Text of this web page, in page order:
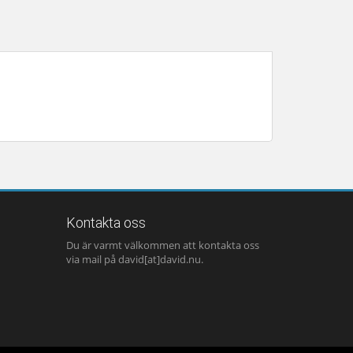
Kontakta oss
Du är varmt välkommen att kontakta oss
via mail på david[at]david.nu.